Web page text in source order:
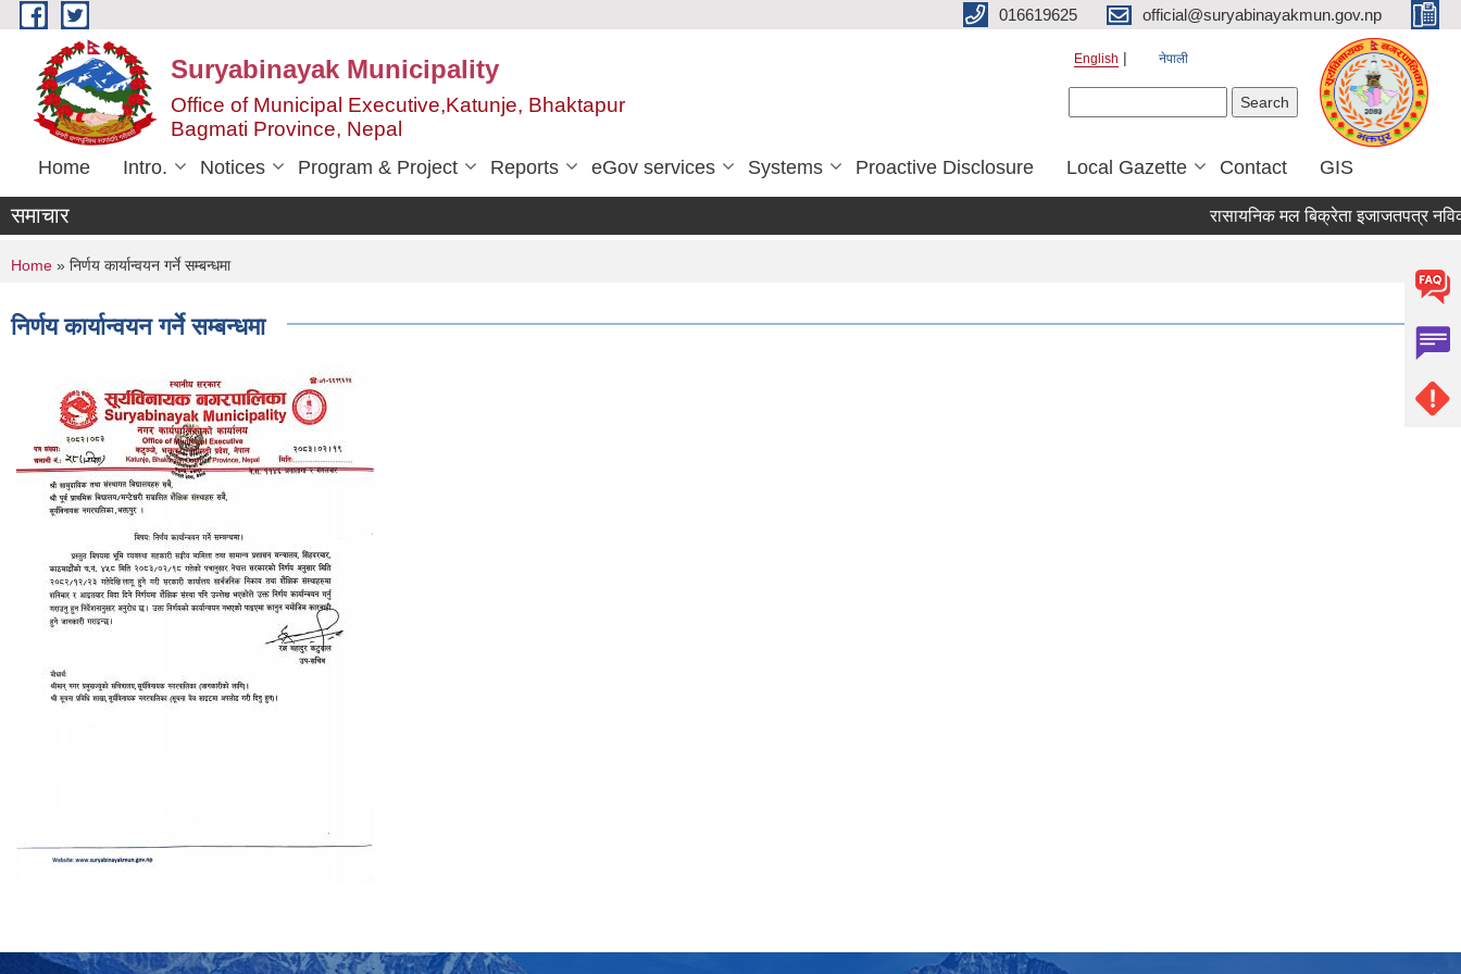
Skip to main content 016619625 official@suryabinayakmun.gov.np
Suryabinayak Municipality
Office of Municipal Executive,Katunje, Bhaktapur
Bagmati Province, Nepal
English नेपाली
Home Intro. Notices Program & Project Reports eGov services Systems Proactive Disclosure Local Gazette Contact GIS
समाचार रासायनिक मल बिक्रेता इजाजतपत्र
You are here
Home » निर्णय कार्यान्वयन गर्ने सम्बन्धमा
निर्णय कार्यान्वयन गर्ने सम्बन्धमा